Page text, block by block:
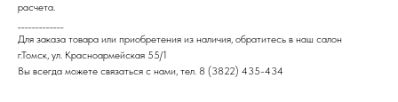
расчета.
Для заказа товара или приобретения из наличия, обратитесь в наш салон
г.Томск, ул. Красноармейская 55/1
Вы всегда можете связаться с нами, тел. 8 (3822) 435-434